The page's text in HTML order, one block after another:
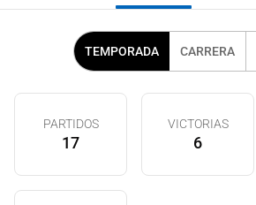
TEMPORADA CARRERA
PARTIDOS
17
VICTORIAS
6